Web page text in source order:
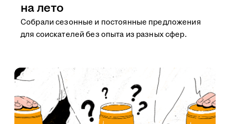
на лето
Собрали сезонные и постоянные предложения
для соискателей без опыта из разных сфер.